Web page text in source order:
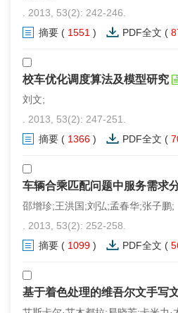
. 2013, 53(2): 242-246.
摘要 ( 1551 ) PDF全文 (
校车优化调度算法及模型研究
刘文;
. 2013, 53(2): 247-251.
摘要 ( 1366 ) PDF全文 (
车辆合乘匹配问题中服务需求
邵增珍;王洪国;刘弘;孟春华;张子鹏;
. 2013, 53(2): 252-258.
摘要 ( 1099 ) PDF全文 (
基于着色处理的维吾尔文手写